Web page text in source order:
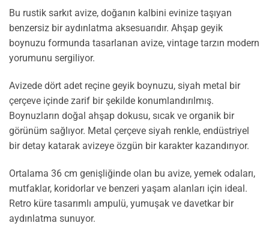
Bu rustik sarkıt avize, doğanın kalbini evinize taşıyan
benzersiz bir aydınlatma aksesuarıdır. Ahşap geyik
boynuzu formunda tasarlanan avize, vintage tarzın modern
yorumunu sergiliyor.
Avizede dört adet reçine geyik boynuzu, siyah metal bir
çerçeve içinde zarif bir şekilde konumlandırılmış.
Boynuzların doğal ahşap dokusu, sıcak ve organik bir
görünüm sağlıyor. Metal çerçeve siyah renkle, endüstriyel
bir detay katarak avizeye özgün bir karakter kazandırıyor.
Ortalama 36 cm genişliğinde olan bu avize, yemek odaları,
mutfaklar, koridorlar ve benzeri yaşam alanları için ideal.
Retro küre tasarımlı ampulü, yumuşak ve davetkar bir
aydınlatma sunuyor.